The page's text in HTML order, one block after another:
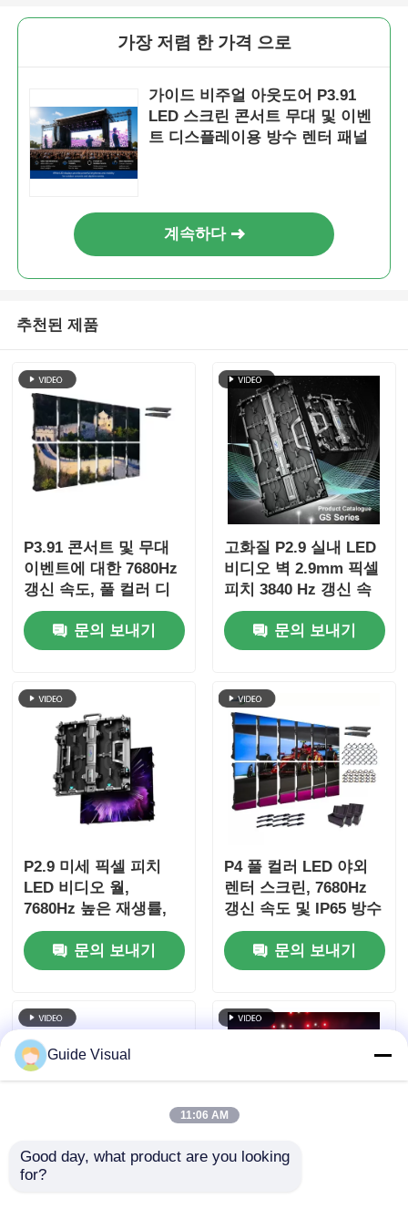
SMD LED 화면
야외 LED 디스플레이 보드
옥외 지도된 ​​게시판
가장 저렴 한 가격 으로
가이드 비주얼 아웃도어 P3.91
LED 스크린 콘서트 무대 및 이벤
트 디스플레이용 방수 렌터 패널
계속하다
추천된 제품
P3.91 콘서트 및 무대
이벤트에 대한 7680Hz
갱신 속도, 풀 컬러 디
스플레이 및 IP65 보호
문의 보내기
고화질 P2.9 실내 LED
비디오 벽 2.9mm 픽셀
피치 3840 Hz 갱신 속
도 및 4500cd/sqm 밝
기
문의 보내기
P2.9 미세 픽셀 피치
LED 비디오 월,
7680Hz 높은 재생률,
무대 이벤트용 듀얼 전
원 및 신호 백업
문의 보내기
P4 풀 컬러 LED 야외
렌터 스크린, 7680Hz
갱신 속도 및 IP65 방수
HD 비디오 벽 화면
문의 보내기
Guide Visual
11:06 AM
Good day, what product are you looking
for?